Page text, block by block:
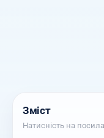
Зміст
Натисність на